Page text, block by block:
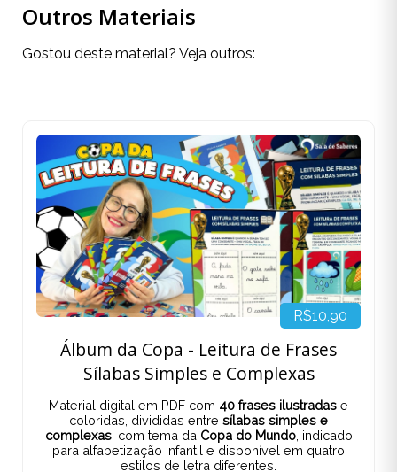
Outros Materiais
Gostou deste material? Veja outros:
R$10,90
Álbum da Copa - Leitura de Frases
Sílabas Simples e Complexas
Material digital em PDF com 40 frases ilustradas e
coloridas, divididas entre sílabas simples e
complexas, com tema da Copa do Mundo, indicado
para alfabetização infantil e disponível em quatro
estilos de letra diferentes.